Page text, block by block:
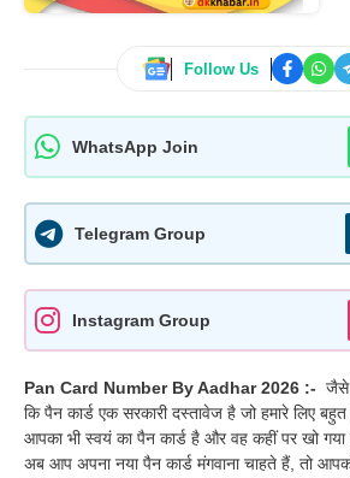
Follow Us
WhatsApp Join
Telegram Group
Instagram Group
Pan Card Number By Aadhar 2026 :- जैसे
कि पैन कार्ड एक सरकारी दस्तावेज है जो हमारे लिए
आपका भी स्वयं का पैन कार्ड है और वह कहीं पर खो गया
अब आप अपना नया पैन कार्ड मंगवाना चाहते हैं, तो